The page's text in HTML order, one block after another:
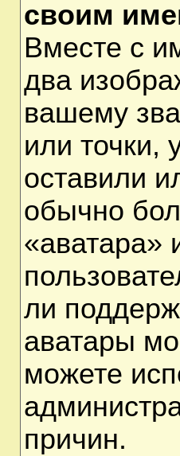
своим
Вместе с
два
вашему
или точки,
оставили
обычно
«аватара»
ли
аватары
можете
причин.